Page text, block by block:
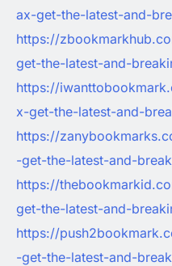
ax-get-the-latest-and-
https://
get-the-latest-and-
https://
x-get-the-latest-and-
https://
-get-the-latest-and-
https://
get-the-latest-and-
https://
-get-the-latest-and-